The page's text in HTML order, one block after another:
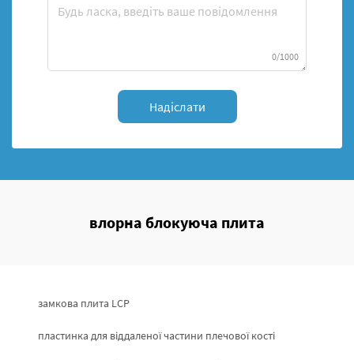
0/1000
Надіслати
влорна блокуюча плита
замкова плита LCP
пластинка для віддаленої частини плечової кості